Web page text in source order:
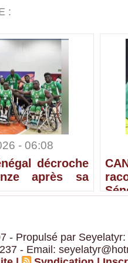
:
- 06:08
décroche
après sa
- Propulsé par Seyelatyr:
- Email: